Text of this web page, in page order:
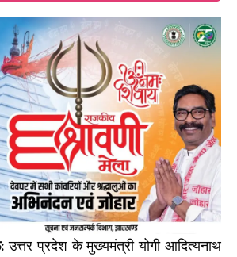
उत्तर प्रदेश के मुख्यमंत्री योगी आदित्यनाथ